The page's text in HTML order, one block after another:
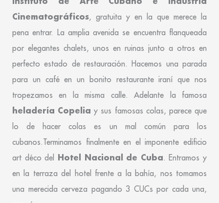
Cinematográficos, gratuita y en la que merece la
pena entrar. La amplia avenida se encuentra flanqueada
por elegantes chalets, unos en ruinas junto a otros en
perfecto estado de restauración. Hacemos una parada
para un café en un bonito restaurante iraní que nos
tropezamos en la misma calle. Adelante la famosa
heladería Copelia y sus famosas colas, parece que
lo de hacer colas es un mal común para los
cubanos.Terminamos finalmente en el imponente edificio
art déco del Hotel Nacional de Cuba. Entramos y
en la terraza del hotel frente a la bahía, nos tomamos
una merecida cerveza pagando 3 CUCs por cada una,